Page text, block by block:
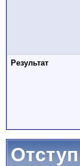
Результат
Отступ